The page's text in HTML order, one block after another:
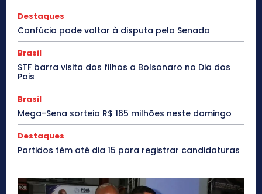
Destaques
Confúcio pode voltar à disputa pelo Senado
Brasil
STF barra visita dos filhos a Bolsonaro no Dia dos
Pais
Brasil
Mega-Sena sorteia R$ 165 milhões neste domingo
Destaques
Partidos têm até dia 15 para registrar candidaturas